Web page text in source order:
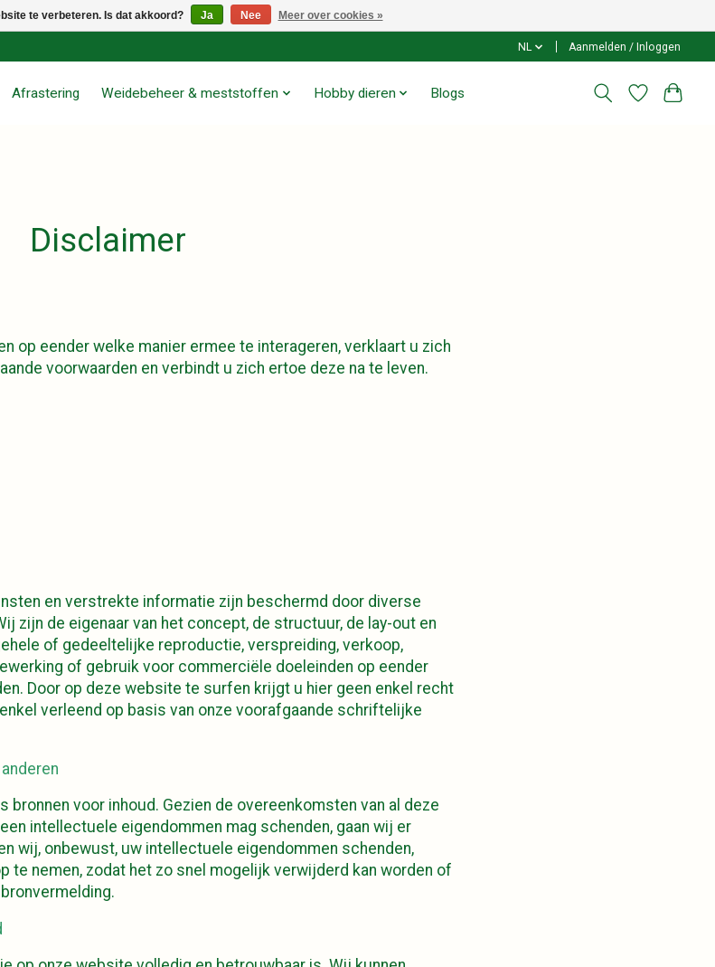
NL Aanmelden / Inloggen
Afrastering Weidebeheer & meststoffen Hobby dieren Blogs
Disclaimer
op eender welke manier ermee te interageren, verklaart u zich
voorwaarden en verbindt u zich ertoe deze na te leven.
en verstrekte informatie zijn beschermd door diverse
zijn de eigenaar van het concept, de structuur, de lay-out en
of gedeeltelijke reproductie, verspreiding, verkoop,
of gebruik voor commerciële doeleinden op eender
Door op deze website te surfen krijgt u hier geen enkel recht
verleend op basis van onze voorafgaande schriftelijke
bronnen voor inhoud. Gezien de overeenkomsten van al deze
intellectuele eigendommen mag schenden, gaan wij er
wij, onbewust, uw intellectuele eigendommen schenden,
te nemen, zodat het zo snel mogelijk verwijderd kan worden of
te verbeteren. Is dat akkoord? Ja Nee Meer over cookies »